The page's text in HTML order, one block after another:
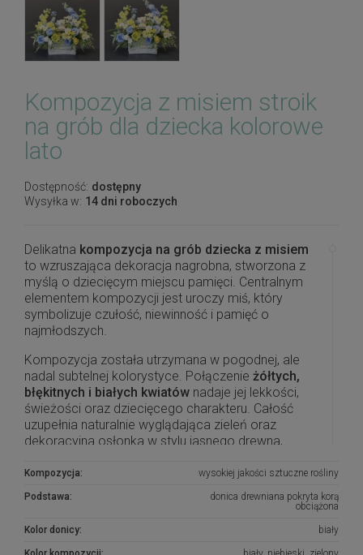
Kompozycja z misiem stroik
na grób dla dziecka kolorowe
lato
Dostępność: dostępny
Wysyłka w: 14 dni roboczych
Delikatna kompozycja na grób dziecka z misiem
to wzruszająca dekoracja nagrobna, stworzona z
myślą o dziecięcym miejscu pamięci. Centralnym
elementem kompozycji jest uroczy miś, który
symbolizuje czułość, niewinność i pamięć o
najmłodszych.
Kompozycja została utrzymana w pogodnej, ale
nadal subtelnej kolorystyce. Połączenie żółtych,
błękitnych i białych kwiatów nadaje jej lekkości,
świeżości oraz dziecięcego charakteru. Całość
uzupełnia naturalnie wyglądająca zieleń oraz
dekoracyjna osłonka w stylu jasnego drewna,
nagrobku.
Produkt jest
, dlatego jest stabilniejszy i
zewnątrz. To gotowa
dziecka, którą można ustawić na pomniku jako
Kompozycja: wysokiej jakości sztuczne rośliny
Podstawa:
donica drewniana pokryta korą
obciążona
Kolor donicy: biały